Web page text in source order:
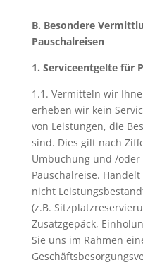
B. Besondere
Pauschalreisen
1. Serviceentgelte für
1.1. Vermitteln wir
erheben wir kein
von Leistungen, die
sind. Dies gilt nach
Umbuchung und /
Pauschalreise.
nicht
(z.B.
Zusatzgepäck,
Sie uns im Rahmen